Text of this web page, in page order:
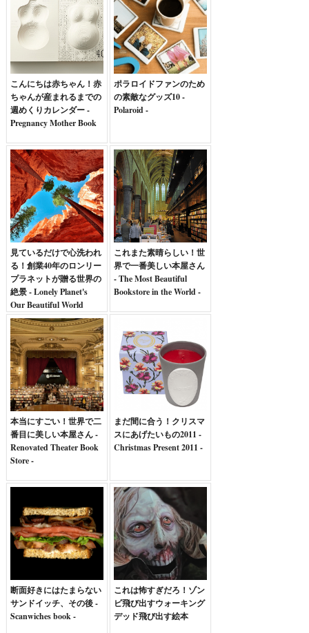
こんにちは赤ちゃん！赤
ちゃんが産まれるまでの
週めくりカレンダー -
Pregnancy Mother Book
ポラロイドファンのため
の素敵なグッズ10 -
Polaroid -
見ているだけで心洗われ
る！創業40年のロンリー
プラネットが贈る世界の
絶景 - Lonely Planet's
Our Beautiful World
これまた素晴らしい！世
界で一番美しい本屋さん
- The Most Beautiful
Bookstore in the World -
本当にすごい！世界で二
番目に美しい本屋さん -
Renovated Theater Book
Store -
まだ間に合う！クリスマ
スにあげたいもの2011 -
Christmas Present 2011 -
断面好きにはたまらない
サンドイッチ、その後 -
Scanwiches book -
これは怖すぎだろ！ゾン
ビ飛び出すウォーキング
デッド飛び出す絵本